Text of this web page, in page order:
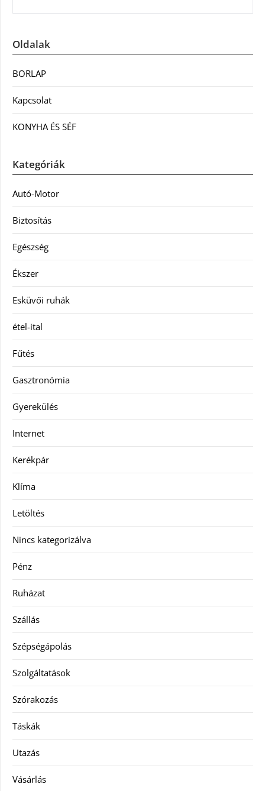
Oldalak
BORLAP
Kapcsolat
KONYHA ÉS SÉF
Kategóriák
Autó-Motor
Biztosítás
Egészség
Ékszer
Esküvői ruhák
étel-ital
Fűtés
Gasztronómia
Gyerekülés
Internet
Kerékpár
Klíma
Letöltés
Nincs kategorizálva
Pénz
Ruházat
Szállás
Szépségápolás
Szolgáltatások
Szórakozás
Táskák
Utazás
Vásárlás